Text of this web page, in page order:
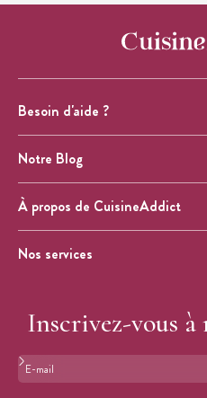
Besoin d'aide ?
Notre Blog
À propos de CuisineAddict
Nos services
Inscrivez-vous
Format : adresse@email.com